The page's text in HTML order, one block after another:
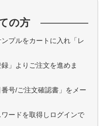
の方
プルをカートに入れ「レ
」よりご注文を進めま
号/ご注文確認書」をメー
ードを取得しログインで